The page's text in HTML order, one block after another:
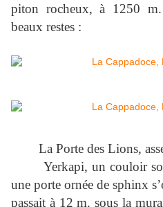
piton rocheux, à 1250 m
beaux restes :
La Porte des Lions,
Yerkapi, un couloir
une porte ornée de sphinx
passait à 12 m. sous la